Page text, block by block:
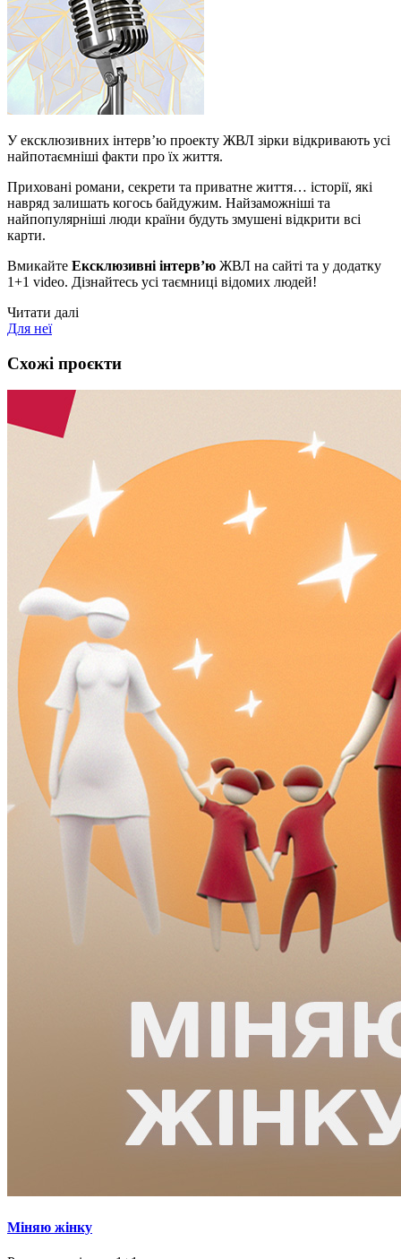
У ексклюзивних інтерв’ю проекту ЖВЛ зірки відкривають усі
найпотаємніші факти про їх життя.
Приховані романи, секрети та приватне життя… історії, які
навряд залишать когось байдужим. Найзаможніші та
найпопулярніші люди країни будуть змушені відкрити всі
карти.
Вмикайте Ексклюзивні інтерв’ю ЖВЛ на сайті та у додатку
1+1 video. Дізнайтесь усі таємниці відомих людей!
Читати далі
Для неї
Схожі проєкти
Міняю жінку